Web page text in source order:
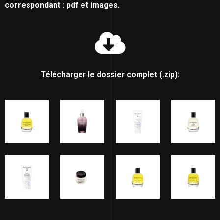
correspondant : pdf et images.
Télécharger le dossier complet (.zip):